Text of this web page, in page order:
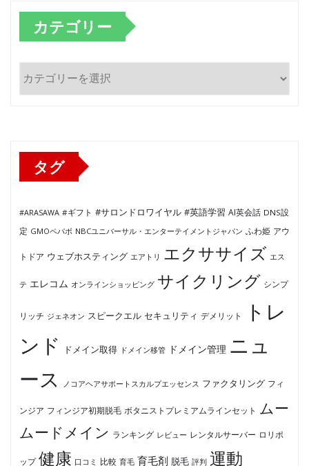
カテゴリー
カ
テ
タグ
#ARASAWA #ギフト #サロンドロワイヤル #英語学習 AI英会話 DNS設
定 GMOペパボ NBCユニバーサル・エンターテイメントジャパン ふわ姫 アウ
トドア ウェブホスティング エアトリ エクササイズ エス
テ エレコム オンラインショッピング サイクリング シンプ
リッチ ジェネオン スピークエル セキュリティ デメリット
トレ
ンド
ドメイン取得 ドメイン移管 ドメイン管理 ニュ
ース
ノコアヘアサポートスカルプエッセンス ファクタリング フィ
ンジア フィンジア初期脱毛 ボタニストプレミアムラインセット
ムー
ムードメイン ランキング レビュー レンタルサーバー ロリポ
ップ 健康 口コミ 比較 育毛 育毛剤 脱毛 評判 運動